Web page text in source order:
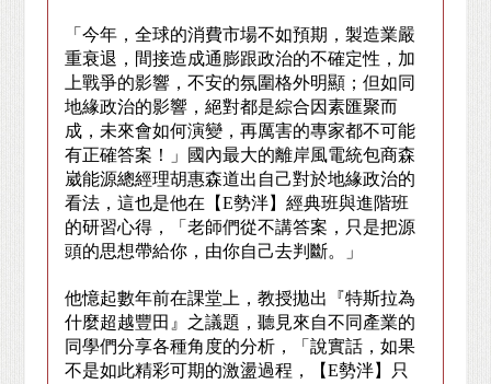
「今年，全球的消費市場不如預期，製造業嚴
重衰退，間接造成通膨跟政治的不確定性，加
上戰爭的影響，不安的氛圍格外明顯；但如同
地緣政治的影響，絕對都是綜合因素匯聚而
成，未來會如何演變，再厲害的專家都不可能
有正確答案！」國內最大的離岸風電統包商森
崴能源總經理胡惠森道出自己對於地緣政治的
看法，這也是他在【E勢泮】經典班與進階班
的研習心得，「老師們從不講答案，只是把源
頭的思想帶給你，由你自己去判斷。」
他憶起數年前在課堂上，教授拋出『特斯拉為
什麼超越豐田』之議題，聽見來自不同產業的
同學們分享各種角度的分析，「說實話，如果
不是如此精彩可期的激盪過程，【E勢泮】只